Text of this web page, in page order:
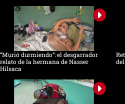
“Murió durmiendo”: el desgarrador
relato de la hermana de Nasser
Hilsaca